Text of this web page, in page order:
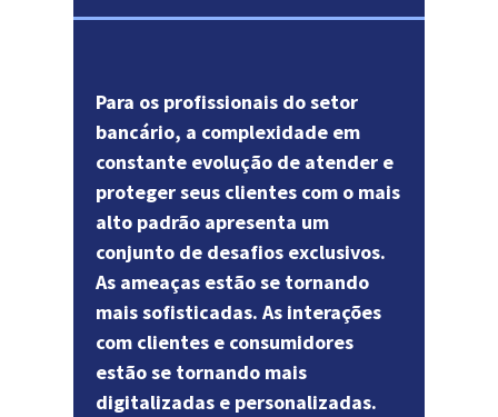
Para os profissionais do setor
bancário, a complexidade em
constante evolução de atender e
proteger seus clientes com o mais
alto padrão apresenta um
conjunto de desafios exclusivos.
As ameaças estão se tornando
mais sofisticadas. As interações
com clientes e consumidores
estão se tornando mais
digitalizadas e personalizadas.